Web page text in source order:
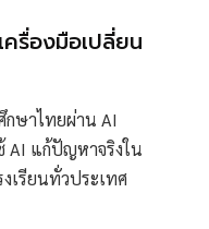
ครื่องมือเปลี่ยน
กษาไทยผ่าน AI
AI แก้ปัญหาจริงใน
เรียนทั่วประเทศ